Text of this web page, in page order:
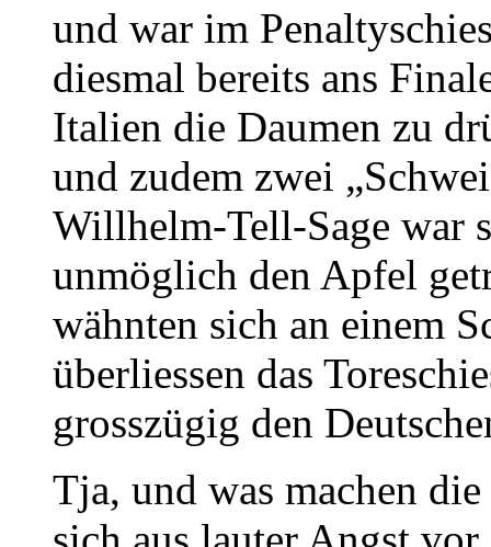
und war im
diesmal bereits ans
Italien die Daumen zu
und zudem zwei
Willhelm-Tell-Sage war
unmöglich den Apfel
wähnten sich an einem
überliessen das
grosszügig den
Tja, und was machen